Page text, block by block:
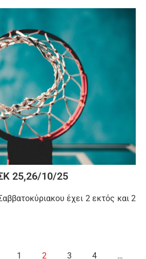
25,26/10/25
έχει 2 εκτός και 2
1 2 3 4
…